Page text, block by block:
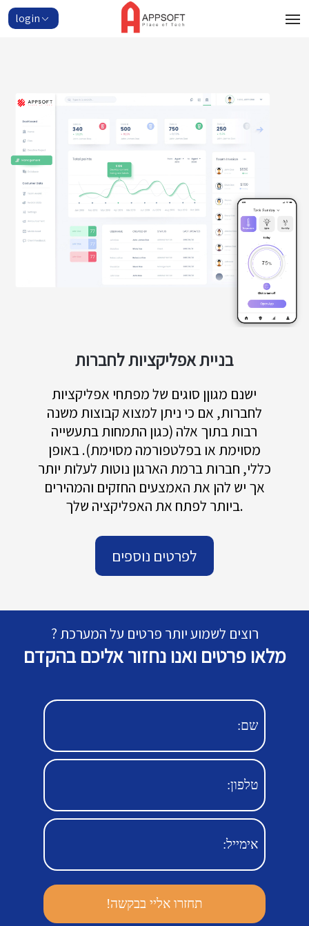
login
בניית אפליקציות לחברות
ישנם מגוןן סוגים של מפתחי אפליקציות
לחברות, אם כי ניתן למצוא קבוצות משנה
רבות בתוך אלה (כגון התמחות בתעשייה
מסוימת או בפלטפורמה מסוימת). באופן
כללי, חברות ברמת הארגון נוטות לעלות יותר
אך יש להן את האמצעים החזקים והמהירים
ביותר לפתח את האפליקציה שלך.
לפרטים נוספים
רוצים לשמוע יותר פרטים על המערכת ?
מלאו פרטים ואנו נחזור אליכם בהקדם